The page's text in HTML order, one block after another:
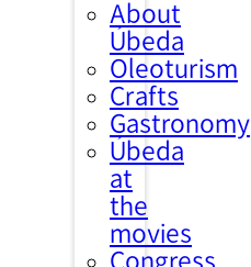
About
Úbeda
Oleoturism
Crafts
Gastronomy
Úbeda
at
the
movies